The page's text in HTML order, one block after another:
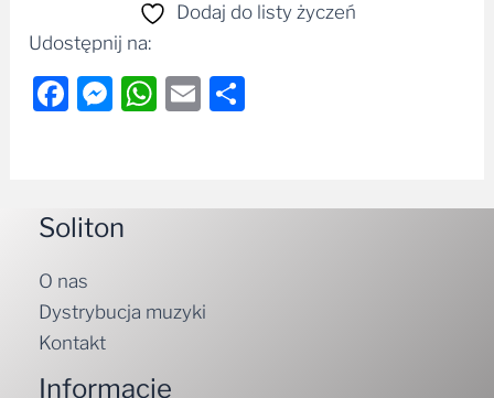
Dodaj do listy życzeń
Udostępnij na:
Facebook
Messenger
WhatsApp
Email
Soliton
O nas
Dystrybucja muzyki
Kontakt
Informacje